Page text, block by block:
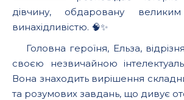
дівчину, обдаровану
винахідливістю. 🧠✨
Головна героїня, Ельза,
своєю незвичайною
Вона знаходить вирішення
та розумових завдань, що дивує